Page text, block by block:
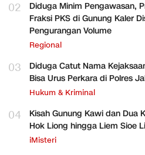
02
Diduga Minim Pengawasan,
Fraksi PKS di Gunung Kaler
Pengurangan Volume
Regional
03
Diduga Catut Nama
Bisa Urus Perkara di Polres
Hukum & Kriminal
04
Kisah Gunung Kawi dan Dua
Hok Liong hingga Liem Sioe
iMisteri